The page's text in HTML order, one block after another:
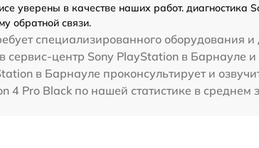
уверены в качестве наших работ. диагностика
обратной связи.
специализированного оборудования
центр Sony PlayStation в Барнауле и
в Барнауле проконсультирует и
4 Pro Black по нашей статистике в